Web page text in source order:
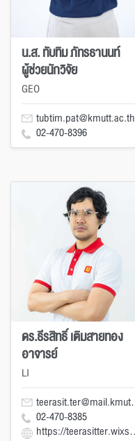
น.ส. ทับทิม ภัทรธานนท์
ผู้ช่วยนักวิจัย
GEO
tubtim.pat@kmutt.ac.th
02-470-8396
ดร.ธีรสิทธิ์ เติมสายทอง
อาจารย์
LI
teerasit.ter@mail.kmutt.ac.th
02-470-8385
https://teerasitter.wixsite.com/teerasit-ter